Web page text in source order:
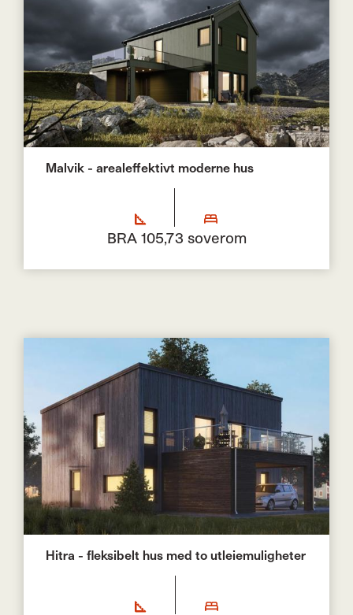
Malvik - arealeffektivt moderne hus
BRA 105,73 soverom
Hitra - fleksibelt hus med to utleiemuligheter